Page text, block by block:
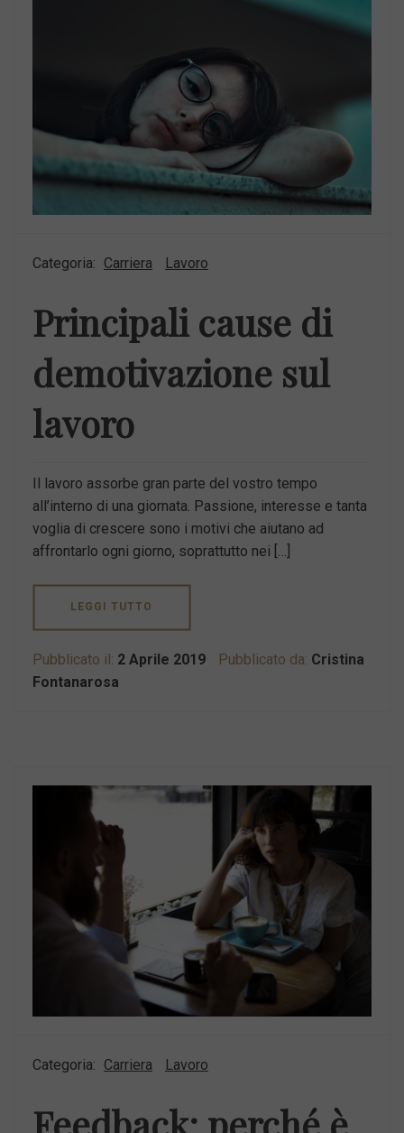
Categoria: Carriera Lavoro
Principali cause di
demotivazione sul
lavoro
Il lavoro assorbe gran parte del vostro tempo
all’interno di una giornata. Passione, interesse e tanta
voglia di crescere sono i motivi che aiutano ad
affrontarlo ogni giorno, soprattutto nei […]
LEGGI TUTTO
Pubblicato il: 2 Aprile 2019 Pubblicato da: Cristina
Fontanarosa
Categoria: Carriera Lavoro